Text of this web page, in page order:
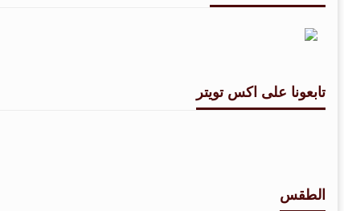
تابعونا على اكس تويتر
الطقس